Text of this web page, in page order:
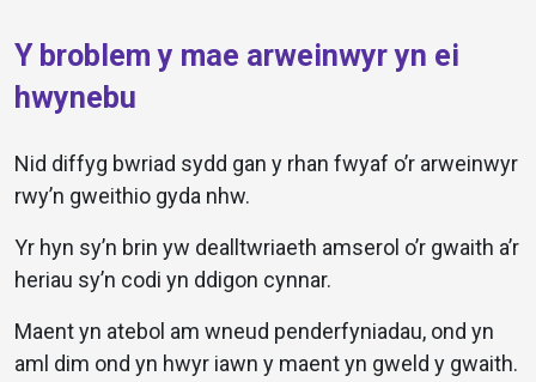
Y broblem y mae arweinwyr yn ei
hwynebu
Nid diffyg bwriad sydd gan y rhan fwyaf o’r arweinwyr
rwy’n gweithio gyda nhw.
Yr hyn sy’n brin yw dealltwriaeth amserol o’r gwaith a’r
heriau sy’n codi yn ddigon cynnar.
Maent yn atebol am wneud penderfyniadau, ond yn
aml dim ond yn hwyr iawn y maent yn gweld y gwaith.